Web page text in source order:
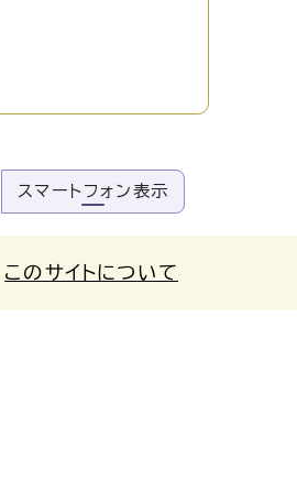
スマートフォン表示
このサイトについて